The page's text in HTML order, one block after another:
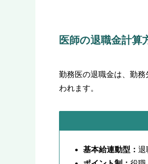
医師の退職金計算
勤務医の退職金は、勤
われます。
基本給連動型： 退